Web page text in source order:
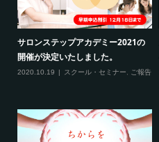
サロンステップアカデミー2021の
開催が決定いたしました。
2020.10.19 スクール・セミナー ご報告